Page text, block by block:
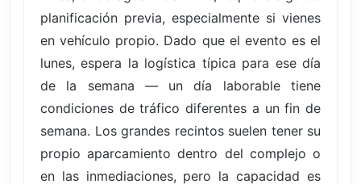
planificación previa, especialmente si vienes
en vehículo propio. Dado que el evento es el
lunes, espera la logística típica para ese día
de la semana — un día laborable tiene
condiciones de tráfico diferentes a un fin de
semana. Los grandes recintos suelen tener su
propio aparcamiento dentro del complejo o
en las inmediaciones, pero la capacidad es